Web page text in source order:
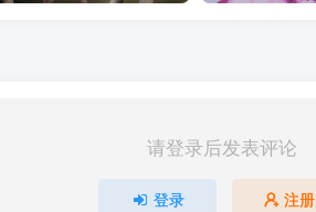
请登录后发表评论
登录 注册